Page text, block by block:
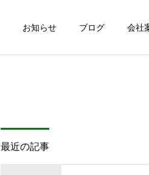
お知らせ ブログ 会社
最近の記事